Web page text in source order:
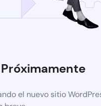
Próximamente
el nuevo sitio